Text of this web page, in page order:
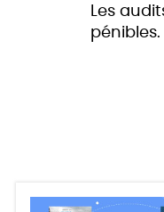
Les
pénibles.